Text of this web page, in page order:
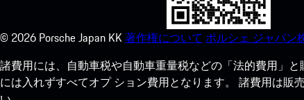
© 2026 Porsche Japan KK著作権について ポルシェ ジャパン
諸費用には、自動車税や自動車重量税などの「法的費用」
には入れずすべてオプ ション費用となります。 諸費用は